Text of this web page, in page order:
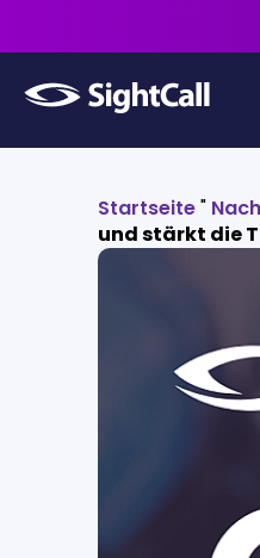
Startseite"
und stärkt die